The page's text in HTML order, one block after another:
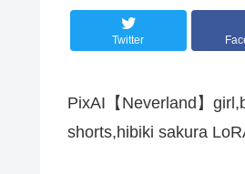
Twitter
PixAI【Neverland】
shorts,hibiki sakura